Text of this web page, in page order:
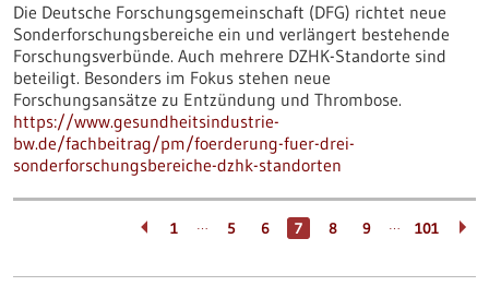
Die Deutsche Forschungsgemeinschaft (DFG) richtet neue
Sonderforschungsbereiche ein und verlängert bestehende
Forschungsverbünde. Auch mehrere DZHK-Standorte sind
beteiligt. Besonders im Fokus stehen neue
Forschungsansätze zu Entzündung und Thrombose.
https://www.gesundheitsindustrie-
bw.de/fachbeitrag/pm/foerderung-fuer-drei-
sonderforschungsbereiche-dzhk-standorten
1 … 5 6 7 8 9 … 101